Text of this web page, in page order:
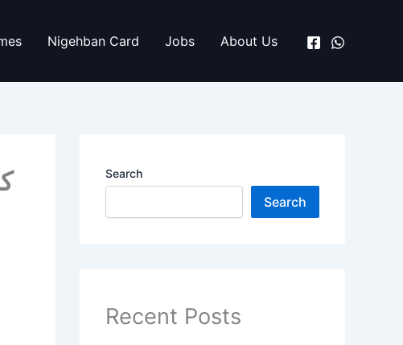
Nigehban Card Jobs About Us
Search
Search
Recent Posts